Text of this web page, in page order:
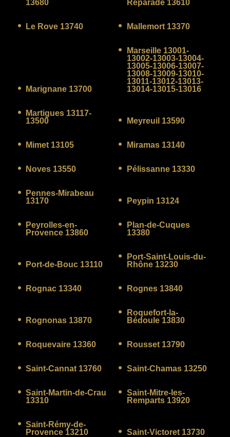
13680 Réparade 13610
Le Rove 13740 Mallemort 13370
Marignane 13700
Marseille 13001-
13002-13003-13004-
13005-13006-13007-
13008-13009-13010-
13011-13012-13013-
13014-13015-13016
Martigues 13117-
13500
Meyreuil 13590
Mimet 13105 Miramas 13140
Noves 13550 Pélissanne 13330
Pennes-Mirabeau
13170
Peypin 13124
Peyrolles-en-
Provence 13860
Plan-de-Cuques
13380
Port-de-Bouc 13110
Port-Saint-Louis-du-
Rhône 13230
Rognac 13340 Rognes 13840
Rognonas 13870
Roquefort-la-
Bédoule 13830
Roquevaire 13360 Rousset 13790
Saint-Cannat 13760 Saint-Chamas 13250
Saint-Martin-de-Crau
13310
Saint-Mitre-les-
Remparts 13920
Saint-Rémy-de-
Provence 13210
Saint-Victoret 13730